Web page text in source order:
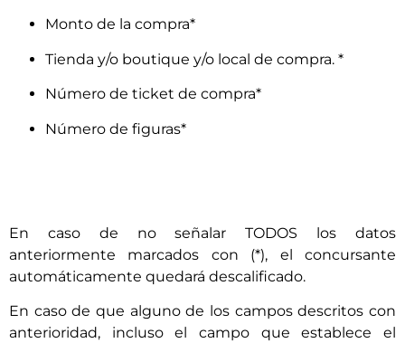
Monto de la compra*
Tienda y/o boutique y/o local de compra. *
Número de ticket de compra*
Número de figuras*
En caso de no señalar TODOS los datos
anteriormente marcados con (*), el concursante
automáticamente quedará descalificado.
En caso de que alguno de los campos descritos con
anterioridad, incluso el campo que establece el